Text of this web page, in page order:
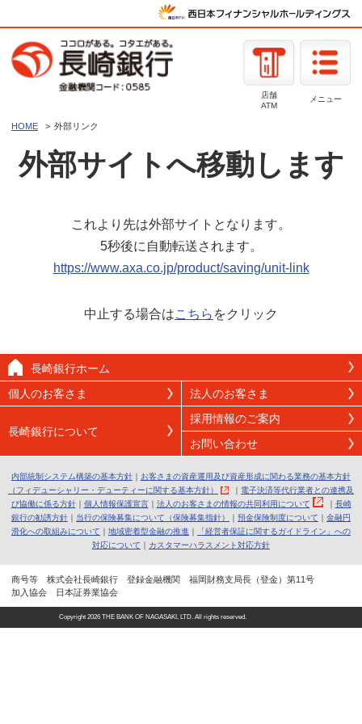
店舗
ATM
メニュー
HOME 外部リンク
外部サイトへ移動します
これより先は外部サイトとなります。
5秒後に自動転送されます。
https://www.axa.co.jp/product/saving/unit-link
中止する場合はこちら をクリック
長崎銀行ホーム
個人のお客さま
法人のお客さま
長崎銀行について
採用情報のご案内
お問い合わせ
内部統制システム構築の基本方針 ｜ お客さまの資産運用及び資産形成に関わる業務の基本方針
（フィデューシャリー・デューティーに関する基本方針）
｜ 電子決済等代行業者との連携及
び協働に係る方針｜ 個人情報保護宣言｜ 法人のお客さまの情報の共同利用について ｜ 長崎
銀行の勧誘方針 ｜ 当行の保険募集について（保険募集指針） ｜ 預金保険制度について ｜ 金融円
滑化への取組みについて ｜ 地域密着型金融の推進 ｜
「経営者保証に関するガイドライン」への
対応について ｜ カスタマーハラスメント対応方針
商号等 株式会社長崎銀行 登録金融機関 福岡財務支局長（登金）第11号
加入協会 日本証券業協会
Copyright 2026 THE BANK OF NAGASAKI, LTD. All rights reserved.